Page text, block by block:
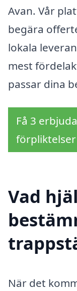
Avan. Vår
begära
lokala
mest
passar dina
Få 3
förpliktelser
Vad
När det